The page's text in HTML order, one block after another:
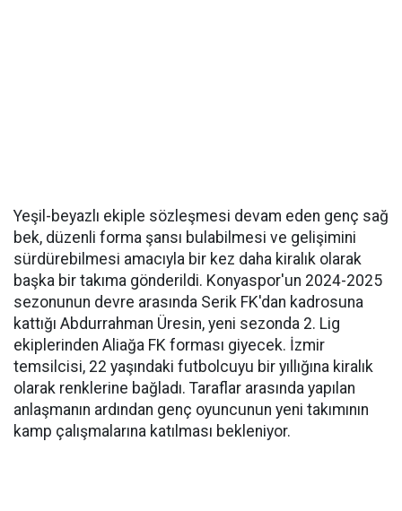
Yeşil-beyazlı ekiple sözleşmesi devam eden genç sağ
bek, düzenli forma şansı bulabilmesi ve gelişimini
sürdürebilmesi amacıyla bir kez daha kiralık olarak
başka bir takıma gönderildi. Konyaspor'un 2024-2025
sezonunun devre arasında Serik FK'dan kadrosuna
kattığı Abdurrahman Üresin, yeni sezonda 2. Lig
ekiplerinden Aliağa FK forması giyecek. İzmir
temsilcisi, 22 yaşındaki futbolcuyu bir yıllığına kiralık
olarak renklerine bağladı. Taraflar arasında yapılan
anlaşmanın ardından genç oyuncunun yeni takımının
kamp çalışmalarına katılması bekleniyor.